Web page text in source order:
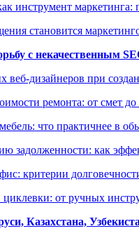
инструмент
становится
с некачественным
дизайнеров при
ремонта: от смет
что практичнее в
задолженности: как
критерии
циклевки: от ручных
Казахстана,